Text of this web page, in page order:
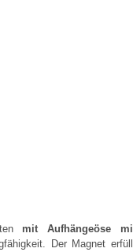
mit Aufhängeöse
Der Magnet